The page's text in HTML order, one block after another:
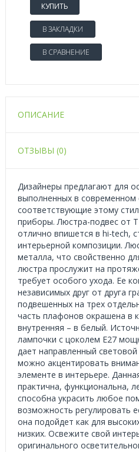
КУПИТЬ
В ЗАКЛАДКИ
В СРАВНЕНИЕ
ОПИСАНИЕ
ОТЗЫВЫ (0)
Дизайнеры предлагают для
выполненных в современном
соответствующие этому
приборы. Люстра-подвес от
отлично впишется в hi-tech,
интерьерной композиции.
металла, что свойственно
люстра прослужит на
требует особого ухода. Ее
независимых друг от друга
подвешенных на трех
часть плафонов окрашена в
внутренняя – в белый.
лампочки с цоколем Е27
дает направленный
можно акцентировать
элементе в интерьере.
практична, функциональна,
способна украсить любое
возможность регулировать
она подойдет как для
низких. Освежите свой
оригинального